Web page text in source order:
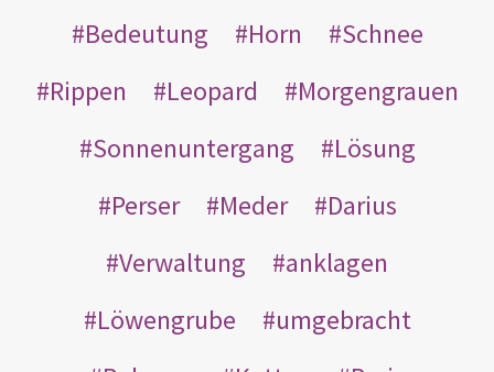
Bedeutung
Horn
Schnee
Rippen
Leopard
Morgengrauen
Sonnenuntergang
Lösung
Perser
Meder
Darius
Verwaltung
anklagen
Löwengrube
umgebracht